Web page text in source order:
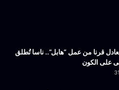
قرنا من عمل “هابل”.. ناسا تُطلق
على الكون